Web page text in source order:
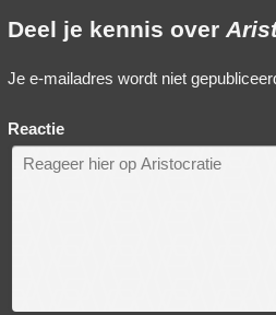
Deel je kennis over
Je e-mailadres wordt niet
Reactie